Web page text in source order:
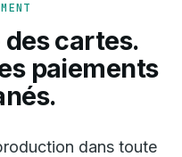
cartes.
paiements
dans toute